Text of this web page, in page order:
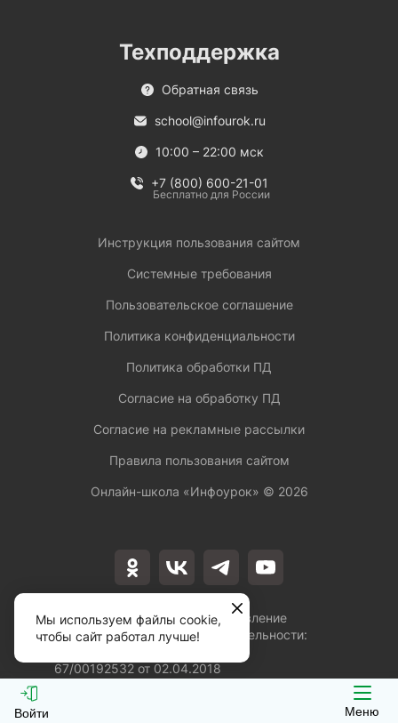
Войти Меню
Лицензия на осуществление
образовательной деятельности:
67/00192532 от 02.04.2018
Техподдержка
Обратная связь
school@infourok.ru
10:00 – 22:00 мск
+7 (800) 600-21-01
Бесплатно для России
Инструкция пользования сайтом
Системные требования
Пользовательское соглашение
Политика конфиденциальности
Политика обработки ПД
Согласие на обработку ПД
Согласие на рекламные рассылки
Правила пользования сайтом
Онлайн-школа «Инфоурок» © 2026
Мы используем файлы cookie,
чтобы сайт работал лучше!